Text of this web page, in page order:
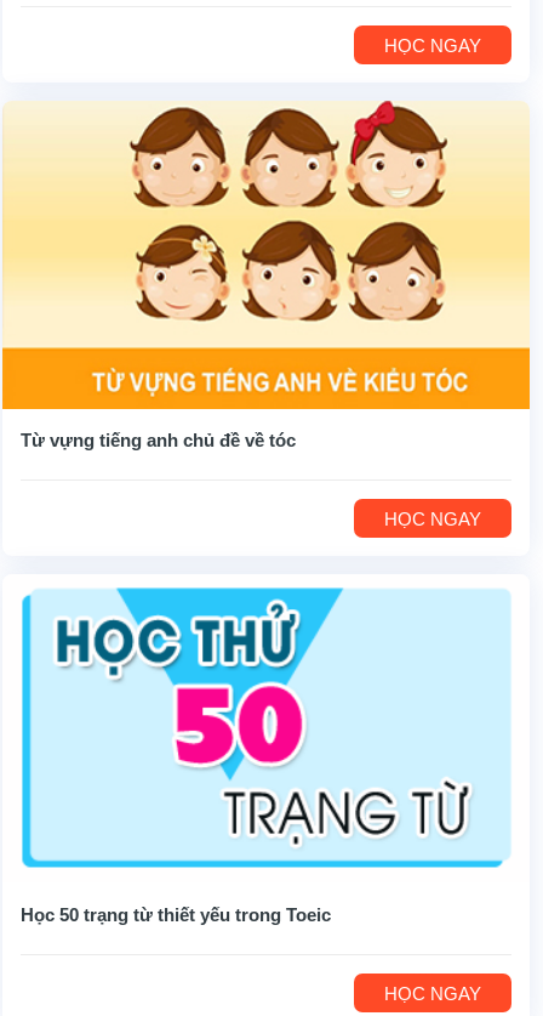
HỌC NGAY
Từ vựng tiếng anh chủ đề về tóc
HỌC NGAY
Học 50 trạng từ thiết yếu trong Toeic
HỌC NGAY